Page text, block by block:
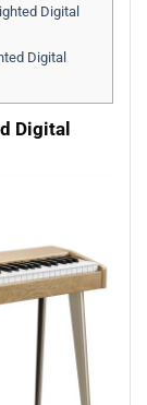
Digital
Digital
Digital